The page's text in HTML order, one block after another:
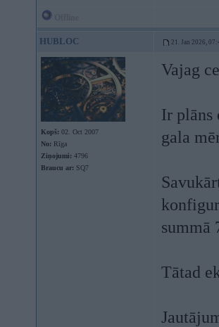
HUBLOC 21. Jan 2026,
Kopš: 02. Oct 2007
No: Rīga
Ziņojumi: 4796
Braucu ar: SQ7
Vajag
Ir plāns
gala
summā
Tātad